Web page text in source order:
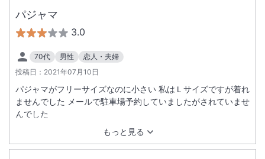
パジャマ
3.0
70代 男性
恋人・夫婦
投稿日： 2021年07月10日
もっと見る
パジャマがフリーサイズなのに小さい 私はＬサイズですが着れ
ませんでした メールで駐車場予約していましたがされていませ
んでした